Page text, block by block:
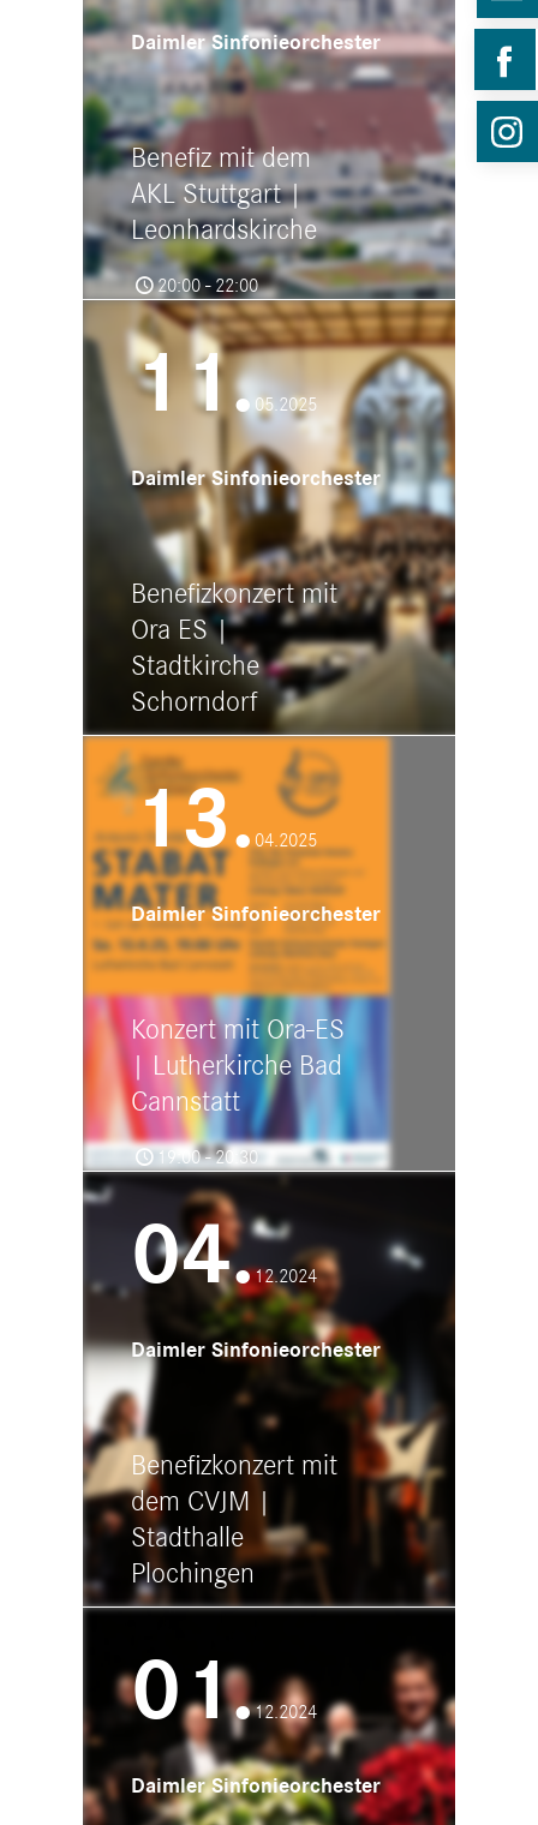
Daimler Sinfonieorchester
Benefiz mit dem
AKL Stuttgart |
Leonhardskirche
20:00 - 22:00
Leonhardskirche STuttgart
Leonhardsplatz, 70182 Stuttgart
11.05.2025
Daimler Sinfonieorchester
Benefizkonzert mit
Ora ES |
Stadtkirche
Schorndorf
19:00 - 20:30
Ev. Stadtkirche Schorndorf
Kirchplatz, 73614 Schorndorf
13. 04.2025
Daimler Sinfonieorchester
Konzert mit Ora-ES
| Lutherkirche Bad
Cannstatt
19:00 - 20:30
Lutherkirche Bad Cannstatt
Waiblinger Str. 50, 70372 Stuttgart
04.12.2024
Daimler Sinfonieorchester
Benefizkonzert mit
dem CVJM |
Stadthalle
Plochingen
Stadthalle Plochingen
Hermannstr. 25, 73207 Plochingen
01.12.2024
Daimler Sinfonieorchester